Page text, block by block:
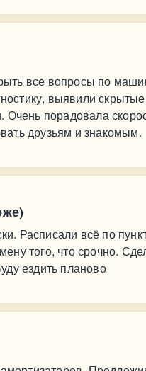
все вопросы по
выявили
Очень порадовала
друзьям и знакомым.
Расписали всё по
того, что срочно.
ездить планово